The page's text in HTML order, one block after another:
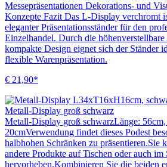
Messepräsentationen Dekorations- und
Konzepte Fazit Das L-Display verchromt
eleganter Präsentationsständer für den
Einzelhandel. Durch die
kompakte Design eignet sich der Ständer
flexible Warenpräsentation.
€ 21,90*
Metall-Display groß schwarz
Metall-Display groß schwarzLänge:
20cmVerwendung findet dieses Podest
halbhohen Schränken zu präsentieren.Sie
andere Produkte auf Tischen oder auch im
hervorheben.Kombinieren Sie die beiden